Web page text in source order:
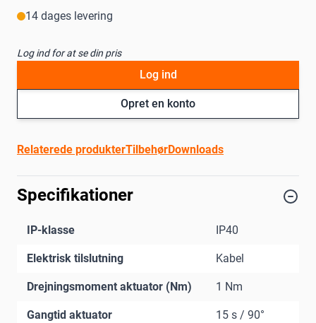
14 dages levering
Log ind for at se din pris
Opret en konto
Log ind
Relaterede produkterTilbehørDownloads
Specifikationer
IP-klasse IP40
Elektrisk tilslutning Kabel
Drejningsmoment aktuator (Nm) 1 Nm
Gangtid aktuator 15 s / 90°